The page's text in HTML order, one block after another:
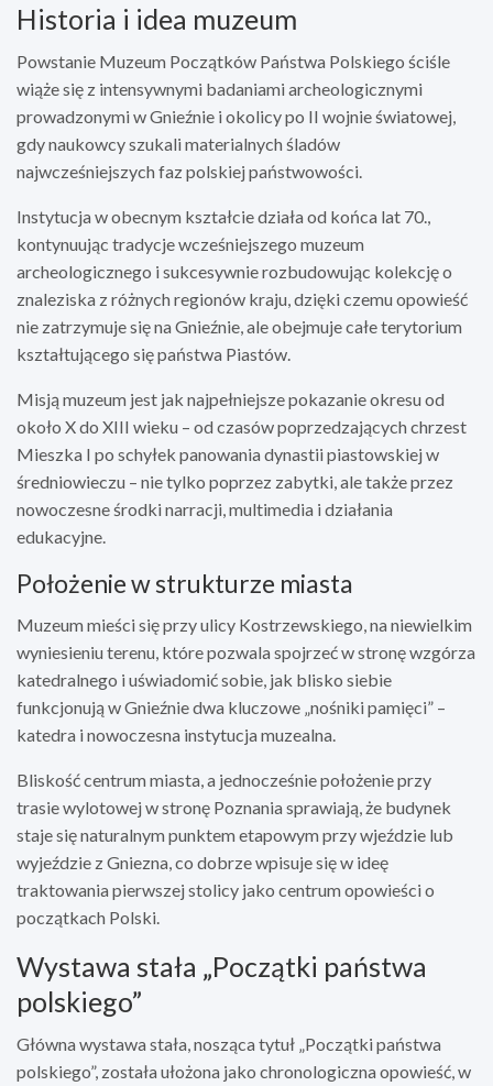
Historia i idea muzeum
Powstanie Muzeum Początków Państwa Polskiego ściśle
wiąże się z intensywnymi badaniami archeologicznymi
prowadzonymi w Gnieźnie i okolicy po II wojnie światowej,
gdy naukowcy szukali materialnych śladów
najwcześniejszych faz polskiej państwowości.
Instytucja w obecnym kształcie działa od końca lat 70.,
kontynuując tradycje wcześniejszego muzeum
archeologicznego i sukcesywnie rozbudowując kolekcję o
znaleziska z różnych regionów kraju, dzięki czemu opowieść
nie zatrzymuje się na Gnieźnie, ale obejmuje całe terytorium
kształtującego się państwa Piastów.
Misją muzeum jest jak najpełniejsze pokazanie okresu od
około X do XIII wieku – od czasów poprzedzających chrzest
Mieszka I po schyłek panowania dynastii piastowskiej w
średniowieczu – nie tylko poprzez zabytki, ale także przez
nowoczesne środki narracji, multimedia i działania
edukacyjne.
Położenie w strukturze miasta
Muzeum mieści się przy ulicy Kostrzewskiego, na niewielkim
wyniesieniu terenu, które pozwala spojrzeć w stronę wzgórza
katedralnego i uświadomić sobie, jak blisko siebie
funkcjonują w Gnieźnie dwa kluczowe „nośniki pamięci” –
katedra i nowoczesna instytucja muzealna.
Bliskość centrum miasta, a jednocześnie położenie przy
trasie wylotowej w stronę Poznania sprawiają, że budynek
staje się naturalnym punktem etapowym przy wjeździe lub
wyjeździe z Gniezna, co dobrze wpisuje się w ideę
traktowania pierwszej stolicy jako centrum opowieści o
początkach Polski.
Wystawa stała „Początki państwa
polskiego”
Główna wystawa stała, nosząca tytuł „Początki państwa
polskiego”, została ułożona jako chronologiczna opowieść, w